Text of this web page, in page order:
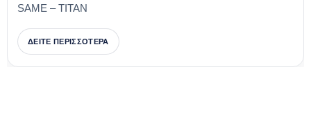
SAME – TITAN
ΔΕΙΤΕ ΠΕΡΙΣΣΟΤΕΡΑ